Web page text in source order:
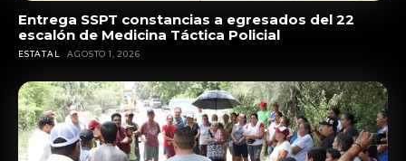
Entrega SSPT constancias a egresados del 22
escalón de Medicina Táctica Policial
ESTATAL AGOSTO 1, 2026